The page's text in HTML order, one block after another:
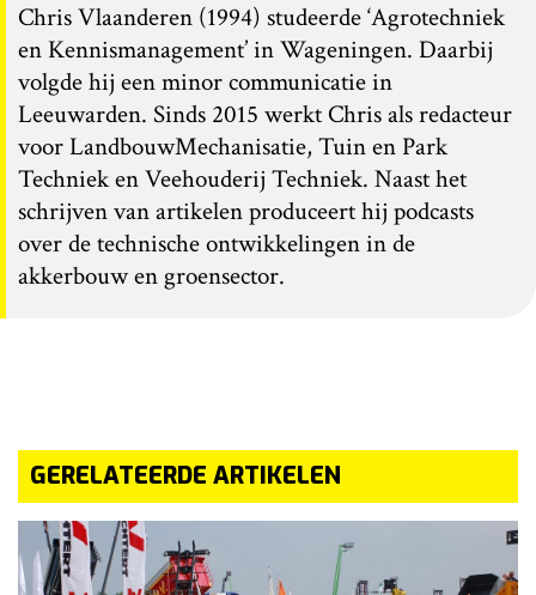
Chris Vlaanderen (1994) studeerde ‘Agrotechniek
en Kennismanagement’ in Wageningen. Daarbij
volgde hij een minor communicatie in
Leeuwarden. Sinds 2015 werkt Chris als redacteur
voor LandbouwMechanisatie, Tuin en Park
Techniek en Veehouderij Techniek. Naast het
schrijven van artikelen produceert hij podcasts
over de technische ontwikkelingen in de
akkerbouw en groensector.
GERELATEERDE ARTIKELEN